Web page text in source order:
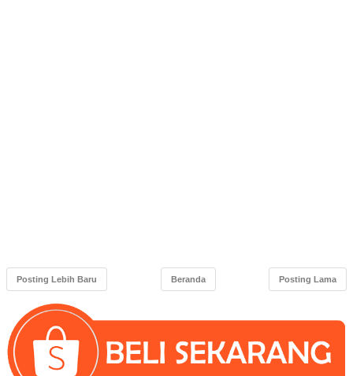
Posting Lebih Baru Posting Lama
Beranda